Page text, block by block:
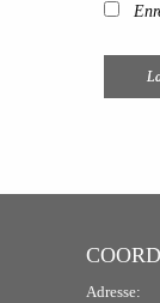
Adresse: